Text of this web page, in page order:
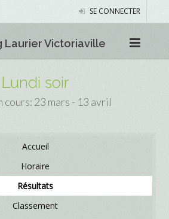
SE CONNECTER
Laurier Victoriaville
Lundi soir
cours: 23 mars - 13 avril
Accueil
Horaire
Résultats
Classement